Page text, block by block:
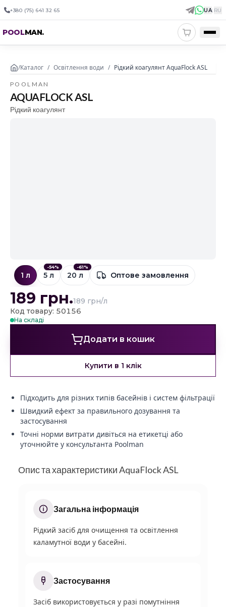
+380 (75) 641 32 65 UA| RU
POOLMAN.
/Каталог / Освітлення води / Рідкий коагулянт AquaFlock ASL
POOLMAN
AQUAFLOCK ASL
Рідкий коагулянт
1 л
-54%
5 л
-61%
20 л Оптове замовлення
189 грн.189 грн/л
Код товару: 50156
На складі
Додати в кошик
Купити в 1 клік
Підходить для різних типів басейнів і систем фільтрації
Швидкий ефект за правильного дозування та
застосування
Точні норми витрати дивіться на етикетці або
уточнюйте у консультанта Poolman
Опис та характеристики AquaFlock ASL
Загальна інформація
Рідкий засіб для очищення та освітлення
каламутної води у басейні.
Застосування
Засіб використовується у разі помутніння